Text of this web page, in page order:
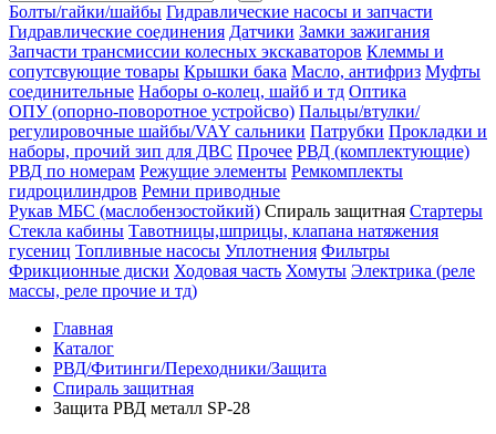
Болты/гайки/шайбы Гидравлические насосы и запчасти
Гидравлические соединения Датчики Замки зажигания
Запчасти трансмиссии колесных экскаваторов Клеммы и
сопутсвующие товары Крышки бака Масло, антифриз Муфты
соединительные Наборы о-колец, шайб и тд Оптика
ОПУ (опорно-поворотное устройсво) Пальцы/втулки/
регулировочные шайбы/VAY сальники Патрубки Прокладки и
наборы, прочий зип для ДВС Прочее РВД (комплектующие)
РВД по номерам Режущие элементы Ремкомплекты
гидроцилиндров Ремни приводные
Рукав МБС (маслобензостойкий) Спираль защитная Стартеры
Стекла кабины Тавотницы,шприцы, клапана натяжения
гусениц Топливные насосы Уплотнения Фильтры
Фрикционные диски Ходовая часть Хомуты Электрика (реле
массы, реле прочие и тд)
Главная
Каталог
РВД/Фитинги/Переходники/Защита
Спираль защитная
Защита РВД металл SP-28